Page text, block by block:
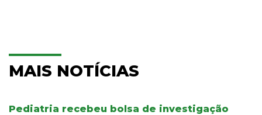
MAIS NOTÍCIAS
Pediatria recebeu bolsa de investigação